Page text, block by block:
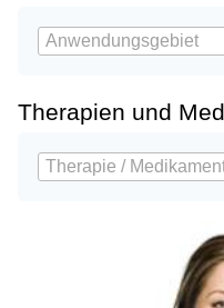
Therapien und